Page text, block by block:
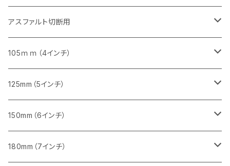
セグメントタイプ（一般道路カッター用
セグメント（一般道路カッター用
埋設鋳鉄管工事対応タイプ
セグメント（特殊凸凹加工チップ）
セグメント
セグメント（特殊凸凹加工チップ）
405mm（16インチ）
セグメント
セグメント（一般道路カッター用
473mm（18インチ）
セグメント（一般道路カッター用
セグメントタイプ
305mm（12インチ）
セグメント
セグメント（特殊凸凹加工チップ）
355mm（14インチ）
セグメント
セグメント（特殊凸凹加工チップ）
405mm（16インチ）
セグメントタイプ
砥石（補強綱入り）
砥石（補強綱入り）
355mm（14インチ）
砥石（補強綱入り）
305mm（12インチ）
砥石（補強綱入り）
355mm（14インチ）
砥石（補強綱入り）
アスファルト切断用
255ｍｍ（10インチ）
一般道路カッター用
305ｍｍ（12インチ）
一般道路カッター用
355ｍｍ（14インチ）
一般道路カッター用
405mm（16インチ）
105ｍｍ（4インチ）
タイル切断用
みかげ石（御影石）切断用
コンクリート切断用
125mm（5インチ）
タイル切断用
みかげ石（御影石）切断用
150mm（6インチ）
みかげ石（御影石）切断用
180mm（7インチ）